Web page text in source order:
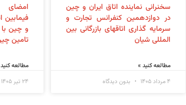
سخنرانی نماینده اتاق ایران و چین
در دوازدهمین کنفرانس تجارت و
سرمایه گذاری اتاقهای بازرگانی بین
المللی شیان
مطالعه کنید »
۴ مرداد ۱۴۰۵
بدون دیدگاه
امضای
فیمابین
و چین با
تامین
مطالعه
۲۴ تیر ۱۴۰۵